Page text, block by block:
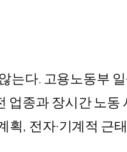
는다. 고용노동부
업종과 장시간 노동
, 전자·기계적 근